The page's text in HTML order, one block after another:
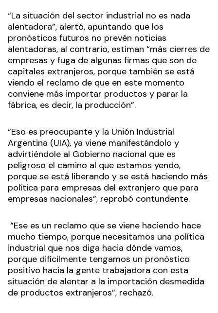
“La situación del sector industrial no es nada
alentadora”, alertó, apuntando que los
pronósticos futuros no prevén noticias
alentadoras, al contrario, estiman “más cierres de
empresas y fuga de algunas firmas que son de
capitales extranjeros, porque también se está
viendo el reclamo de que en este momento
conviene más importar productos y parar la
fábrica, es decir, la producción”.
“Eso es preocupante y la Unión Industrial
Argentina (UIA), ya viene manifestándolo y
advirtiéndole al Gobierno nacional que es
peligroso el camino al que estamos yendo,
porque se está liberando y se está haciendo más
política para empresas del extranjero que para
empresas nacionales”, reprobó contundente.
“Ese es un reclamo que se viene haciendo hace
mucho tiempo, porque necesitamos una política
industrial que nos diga hacia dónde vamos,
porque difícilmente tengamos un pronóstico
positivo hacia la gente trabajadora con esta
situación de alentar a la importación desmedida
de productos extranjeros”, rechazó.